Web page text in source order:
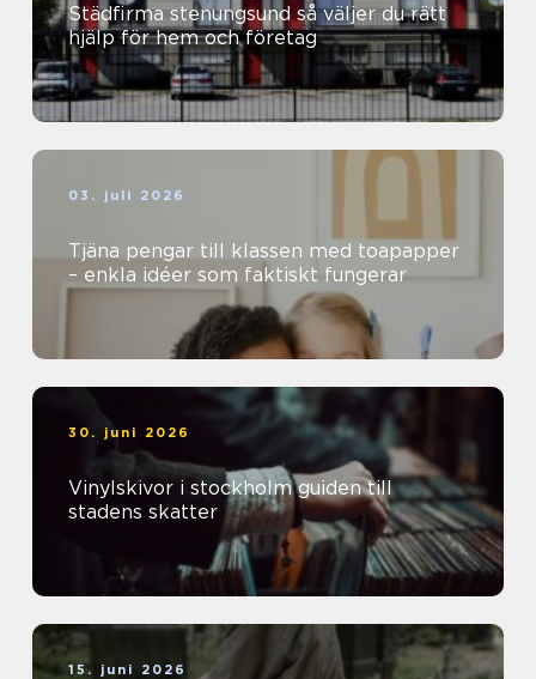
Städfirma stenungsund så väljer du rätt
hjälp för hem och företag
03. juli 2026
Tjäna pengar till klassen med toapapper
– enkla idéer som faktiskt fungerar
30. juni 2026
Vinylskivor i stockholm guiden till
stadens skatter
15. juni 2026